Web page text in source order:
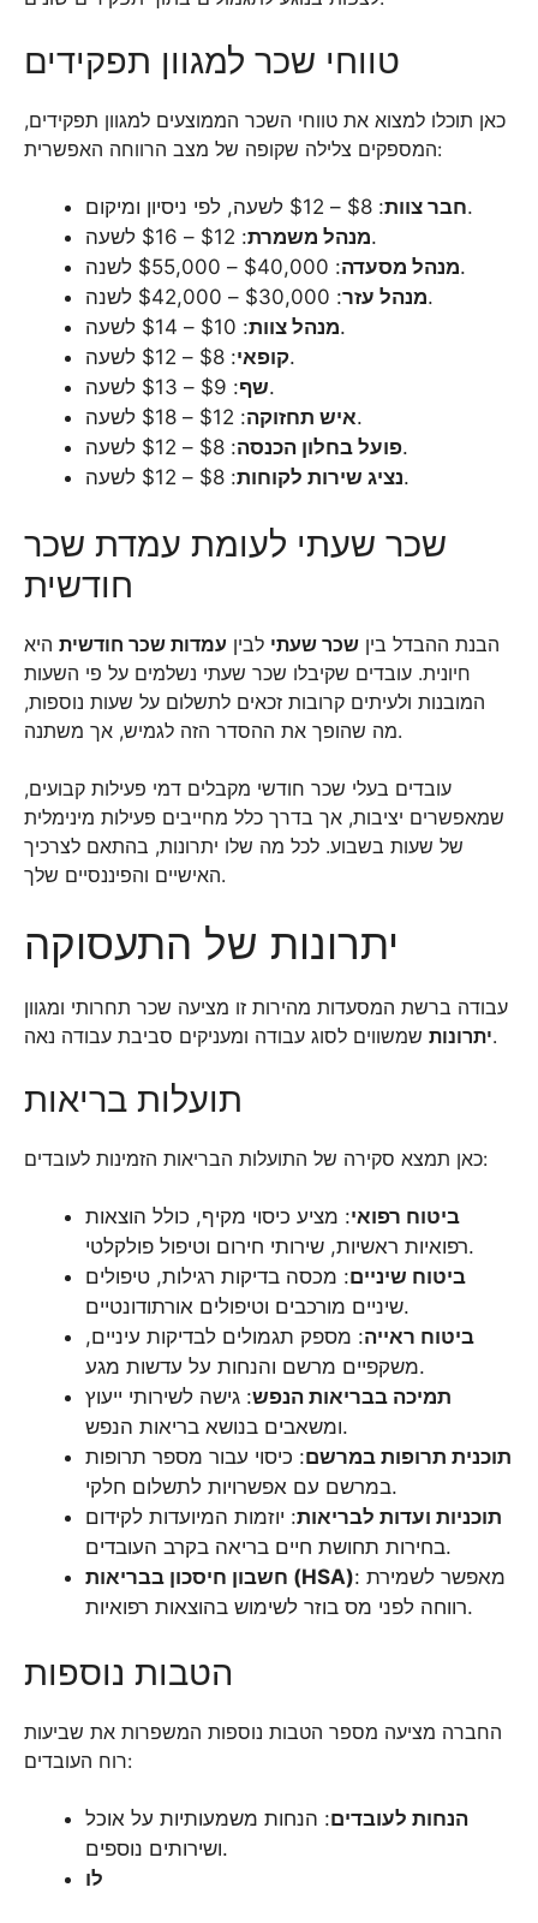
כאן תוכלו למצוא את טווחי השכר הממוצעים למגוון תפקידים,
המספקים צלילה שקופה של מצב הרווחה האפשרית:
חבר צוות: $8 – $12 לשעה, לפי ניסיון ומיקום.
מנהל משמרת: $12 – $16 לשעה.
מנהל מסעדה: $40,000 – $55,000 לשנה.
מנהל עזר: $30,000 – $42,000 לשנה.
מנהל צוות: $10 – $14 לשעה.
קופאי: $8 – $12 לשעה.
שף: $9 – $13 לשעה.
איש תחזוקה: $12 – $18 לשעה.
פועל בחלון הכנסה: $8 – $12 לשעה.
נציג שירות לקוחות: $8 – $12 לשעה.
שכר שעתי לעומת עמדת שכר
חודשית
הבנת ההבדל בין שכר שעתי לבין עמדות שכר חודשית היא
חיונית. עובדים שקיבלו שכר שעתי נשלמים על פי השעות
המובנות ולעיתים קרובות זכאים לתשלום על שעות נוספות,
מה שהופך את ההסדר הזה לגמיש, אך משתנה.
עובדים בעלי שכר חודשי מקבלים דמי פעילות קבועים,
שמאפשרים יציבות, אך בדרך כלל מחייבים פעילות מינימלית
של שעות בשבוע. לכל מה שלו יתרונות, בהתאם לצרכיך
האישיים והפיננסיים שלך.
יתרונות של התעסוקה
עבודה ברשת המסעדות מהירות זו מציעה שכר תחרותי ומגוון
יתרונותשמשווים לסוג עבודה ומעניקים סביבת עבודה נאה.
תועלות בריאות
כאן תמצא סקירה של התועלות הבריאות הזמינות לעובדים:
ביטוח רפואי: מציע כיסוי מקיף, כולל הוצאות
רפואיות ראשיות, שירותי חירום וטיפול פולקלטי.
ביטוח שיניים: מכסה בדיקות רגילות, טיפולים
שיניים מורכבים וטיפולים אורתודונטיים.
ביטוח ראייה: מספק תגמולים לבדיקות עיניים,
משקפיים מרשם והנחות על עדשות מגע.
תמיכה בבריאות הנפש: גישה לשירותי ייעוץ
ומשאבים בנושא בריאות הנפש.
תוכנית תרופות במרשם: כיסוי עבור מספר תרופות
במרשם עם אפשרויות לתשלום חלקי.
תוכניות ועדות לבריאות: יוזמות המיועדות לקידום
בחירות תחושת חיים בריאה בקרב העובדים.
חשבון חיסכון בבריאות (HSA): מאפשר לשמירת
רווחה לפני מס בוזר לשימוש בהוצאות רפואיות.
החברה מציעה מספר הטבות נוספות המשפרות את שביעות
רוח העובדים:
הנחות לעובדים: הנחות משמעותיות על אוכל
ושירותים נוספים.
לו